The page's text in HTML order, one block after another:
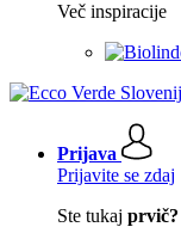
Več inspiracije
Prijava
Prijavite se zdaj
Ste tukaj prvič?